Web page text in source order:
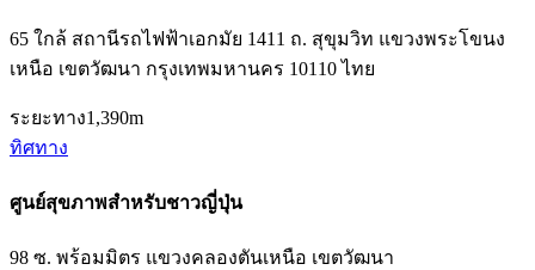
65 ใกล้ สถานีรถไฟฟ้าเอกมัย 1411 ถ. สุขุมวิท แขวงพระโขนง
เหนือ เขตวัฒนา กรุงเทพมหานคร 10110 ไทย
ระยะทาง1,390m
ทิศทาง
ศูนย์สุขภาพสำหรับชาวญี่ปุ่น
98 ซ. พร้อมมิตร แขวงคลองตันเหนือ เขตวัฒนา